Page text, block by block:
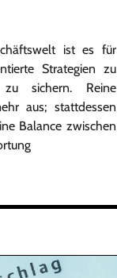
ist es für
Strategien zu
sichern. Reine
aus; stattdessen
Balance zwischen